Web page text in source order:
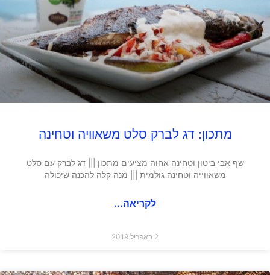
מתכון: דג לברק סלט משאוויה וטחינה
שף אבי ביטון וטחינה אחוה מציעים מתכון ||| דג לברק עם סלט
משאווייה וטחינה גולמית ||| מנה קלה להכנה שיכולה
לקריאה...
2 באפריל 2019